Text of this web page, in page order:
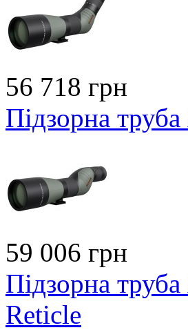
56 718 грн
Підзорна
59 006 грн
Підзорна
Reticle